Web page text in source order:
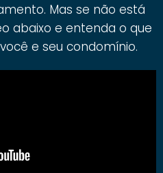
Mas se não está
abaixo e entenda o que
e seu condomínio.